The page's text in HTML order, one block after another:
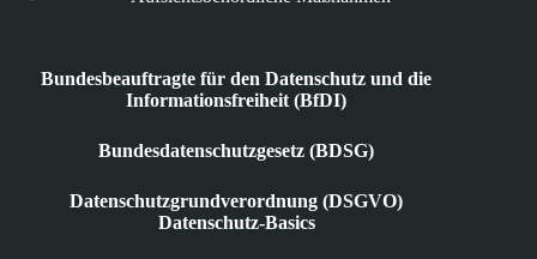
Bundesbeauftragte für den Datenschutz und die
Informationsfreiheit (BfDI)
Bundesdatenschutzgesetz (BDSG)
Datenschutzgrundverordnung (DSGVO)
Datenschutz-Basics